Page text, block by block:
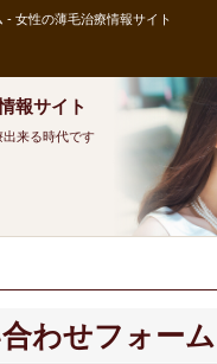
- 女性の薄毛治療情報サイト
報サイト
来る時代です
わせフォーム